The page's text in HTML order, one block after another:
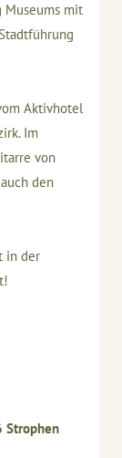
Museums mit
Aktivhotel
Im
von
den
in der
Strophen